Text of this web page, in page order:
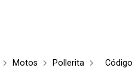
Motos Pollerita